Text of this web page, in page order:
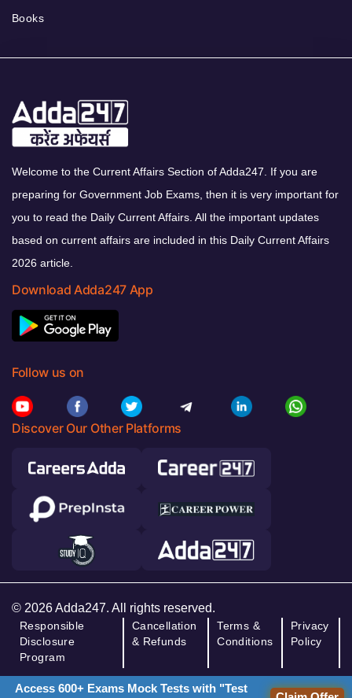
Books
Welcome to the Current Affairs Section of Adda247. If you are
preparing for Government Job Exams, then it is very important for
you to read the Daily Current Affairs. All the important updates
based on current affairs are included in this Daily Current Affairs
2026 article.
Download Adda247 App
Follow us on
Discover Our Other Platforms
© 2026 Adda247. All rights reserved.
Responsible
Disclosure
Program
Cancellation
& Refunds
Terms &
Conditions
Privacy
Policy
Access 600+ Exams Mock Tests with "Test